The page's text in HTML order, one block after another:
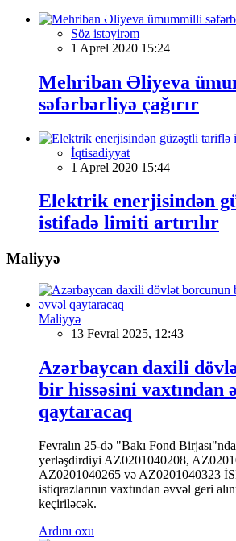
Söz istəyirəm
1 Aprel 2020 15:24
Mehriban Əliyeva
səfərbərliyə çağırır
İqtisadiyyat
1 Aprel 2020 15:44
Elektrik enerjisindən
istifadə limiti artırılır
Maliyyə
Maliyyə
13 Fevral 2025, 12:43
Azərbaycan daxili
bir hissəsini vaxtından
qaytaracaq
Fevralın 25-də "Bakı Fond
yerləşdirdiyi AZ0201040208,
AZ0201040265 və AZ0201040323
istiqrazlarının vaxtından əvvəl geri
keçiriləcək.
Ardını oxu